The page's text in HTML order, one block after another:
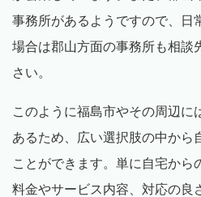
事務所があるようですので、日
場合は郡山方面の事務所も相談
さい。
このように福島市やその周辺に
あるため、広い選択肢の中から
ことができます。単に自宅から
料金やサービス内容、対応の良